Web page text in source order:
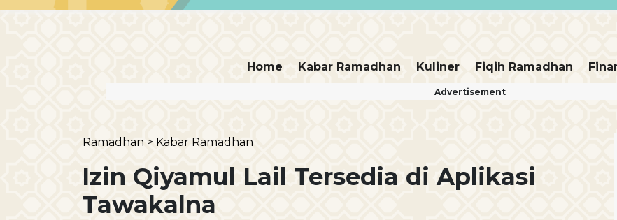
Home Kabar Ramadhan Kuliner Fiqih Ramadhan
Advertisement
Ramadhan > Kabar Ramadhan
Izin Qiyamul Lail Tersedia di Aplikasi
Tawakalna